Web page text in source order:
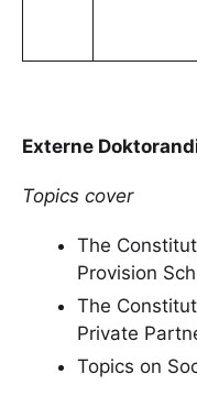
Externe
Topics cover
The
Provision
The
Private
Topics on